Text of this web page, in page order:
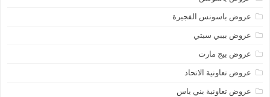
عروض باسونس الفجيرة
عروض بيبي سيتي
عروض بيج مارت
عروض تعاونية الاتحاد
عروض تعاونية بني ياس